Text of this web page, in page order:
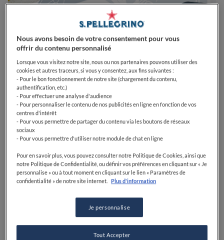
Nous avons besoin de votre consentement pour vous
offrir du contenu personnalisé
Lorsque vous visitez notre site, nous ou nos partenaires pouvons utiliser des
cookies et autres traceurs, si vous y consentez, aux fins suivantes :
- Pour le bon fonctionnement de notre site (chargement du contenu,
authentification, etc.)
- Pour effectuer une analyse d'audience
- Pour personnaliser le contenu de nos publicités en ligne en fonction de vos
centres d'intérêt
- Pour vous permettre de partager du contenu via les boutons de réseaux
sociaux
- Pour vous permettre d'utiliser notre module de chat en ligne
Pour en savoir plus, vous pouvez consulter notre Politique de Cookies, ainsi que
notre Politique de Confidentialité, ou définir vos préférences en cliquant sur « Je
personnalise » ou à tout moment en cliquant sur le lien « Paramètres de
confidentialité » de notre site internet.
Plus d'information
Je personnalise
Tout Accepter